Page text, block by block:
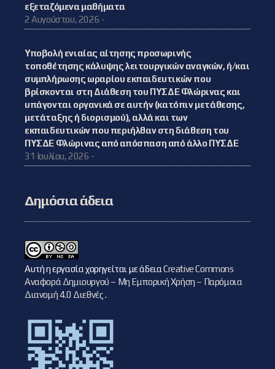
εξεταζόμενα μαθήματα
2 Αυγούστου, 2026 -
Υποβολή ενιαίας αίτησης προσωρινής
τοποθέτησης κάλυψης λειτουργικών αναγκών, ή/και
συμπλήρωσης ωραρίου εκπαιδευτικών που
βρίσκονται στη Διάθεση του ΠΥΣΔΕ Φλώρινας και
υπάγονται οργανικά σε αυτήν (κατόπιν μετάθεσης,
μετάταξης ή διορισμού), αλλά και των
εκπαιδευτικών που περιήλθαν στη διάθεση του
ΠΥΣΔΕ Φλώρινας από απόσπαση από άλλο ΠΥΣΔΕ
31 Ιουλίου, 2026 -
Δημόσια άδεια
Αυτή η εργασία χορηγείται με άδειαCreative Commons
Αναφορά Δημιουργού – Μη Εμπορική Χρήση – Παρόμοια
Διανομή 4.0 Διεθνές.